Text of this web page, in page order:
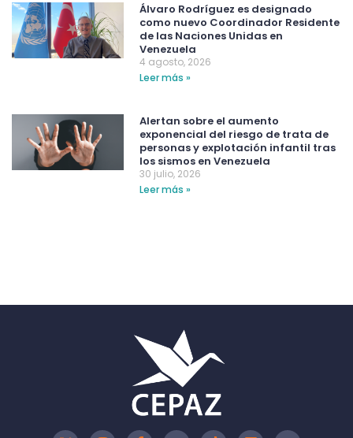
Álvaro Rodríguez es designado
como nuevo Coordinador Residente
de las Naciones Unidas en
Venezuela
4 agosto, 2026
Leer más »
Alertan sobre el aumento
exponencial del riesgo de trata de
personas y explotación infantil tras
los sismos en Venezuela
30 julio, 2026
Leer más »